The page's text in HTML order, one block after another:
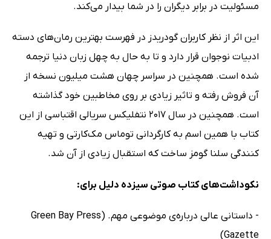
مسئولیت در برابر دیگران را در شما بیدار می‌کند.
این اثر از نظر کاربران گودریدز در فهرست بهترین رمان‌های دسته
ادبیات نوجوان قرار دارد و تا به حال به چهل زبان دنیا ترجمه
شده است. همچنین در سراسر چهان هشت میلیون نسخه از
آن فروش رفته و تاثیر زیادی بر روی مخاطبین خود گذاشته
است. همچنین در سال 2017 نتفلیکس سریالی اقتباسی از این
کتاب با همین اسم به کارگردانی توماس مک‌کارتی و تهیه
کنندگی سلنا گومز ساخت که استقبال زیادی از آن شد.
نکوداشت‌های کتاب صوتی سیزده دلیل برای:
- داستانی عالی درباره‌ی موضوعی مهم. (Green Bay Press
Gazette)